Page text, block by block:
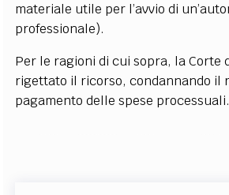
materiale utile per l’avvio di
professionale).
Per le ragioni di cui sopra, la Corte
rigettato il ricorso, condannando il
pagamento delle spese processuali.